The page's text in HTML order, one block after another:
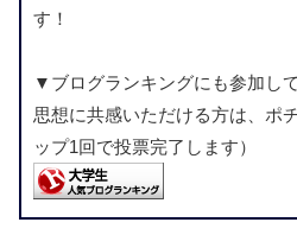
す！
▼ブログランキングにも参加し
思想に共感いただける方は、ポ
ップ1回で投票完了します）